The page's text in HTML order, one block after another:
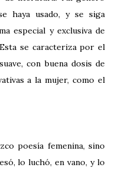
haya usado, y se siga
especial y exclusiva de
se caracteriza por el
con buena dosis de
a la mujer, como el
poesía femenina, sino
lo luchó, en vano, y lo